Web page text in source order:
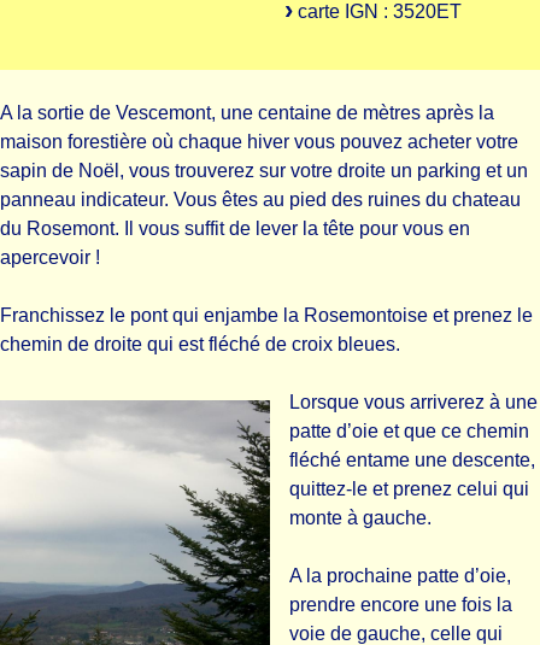
carte IGN : 3520ET
A la sortie de Vescemont, une centaine de mètres après la
maison forestière où chaque hiver vous pouvez acheter votre
sapin de Noël, vous trouverez sur votre droite un parking et un
panneau indicateur. Vous êtes au pied des ruines du chateau
du Rosemont. Il vous suffit de lever la tête pour vous en
apercevoir !
Franchissez le pont qui enjambe la Rosemontoise et prenez le
chemin de droite qui est fléché de croix bleues.
Lorsque vous arriverez à une
patte d’oie et que ce chemin
fléché entame une descente,
quittez-le et prenez celui qui
monte à gauche.
A la prochaine patte d’oie,
prendre encore une fois la
voie de gauche, celle qui